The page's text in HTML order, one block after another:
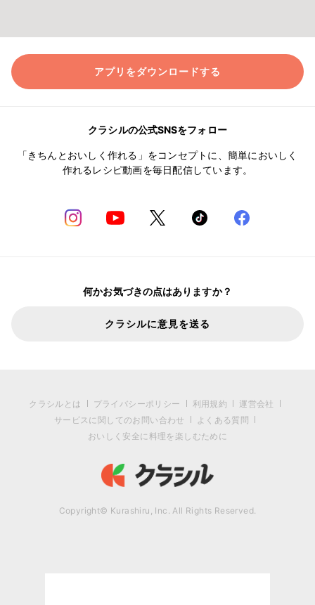
アプリをダウンロードする
クラシルの公式SNSをフォロー
「きちんとおいしく作れる」をコンセプトに、簡単においしく
作れるレシピ動画を毎日配信しています。
何かお気づきの点はありますか？
クラシルに意見を送る
クラシルとは プライバシーポリシー 利用規約
運営会社
サービスに関してのお問い合わせ
よくある質問
おいしく安全に料理を楽しむために
Copyright© Kurashiru, Inc. All Rights Reserved.